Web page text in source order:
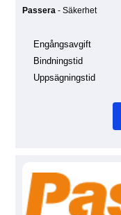
Passera - Säkerhet
Engångsavgift
Bindningstid
Uppsägningstid